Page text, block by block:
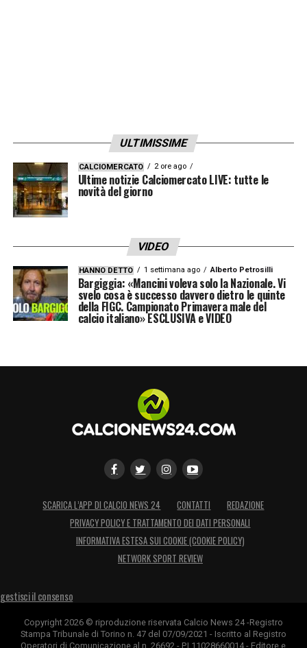
ULTIMISSIME
CALCIOMERCATO 2 ore ago
Ultime notizie Calciomercato LIVE: tutte le
novità del giorno
VIDEO
HANNO DETTO 1 settimana ago Alberto Petrosilli
Bargiggia: «Mancini voleva solo la Nazionale. Vi
svelo cosa è successo davvero dietro le quinte
della FIGC. Campionato Primavera male del
calcio italiano» ESCLUSIVA e VIDEO
SCARICA L’APP DI CALCIO NEWS 24 CONTATTI
REDAZIONE
PRIVACY POLICY E TRATTAMENTO DEI DATI PERSONALI
INFORMATIVA ESTESA SUI COOKIE (COOKIE POLICY)
NETWORK SPORT REVIEW
gestisci il consenso
Copyright 2026 © riproduzione riservata Calcio News 24 -Registro
Stampa Tribunale di Torino n. 47 del 07/09/2021 - Iscritto al Registro
Operatori di Comunicazione al n. 26692 - P.I.11028660014 - Editore e